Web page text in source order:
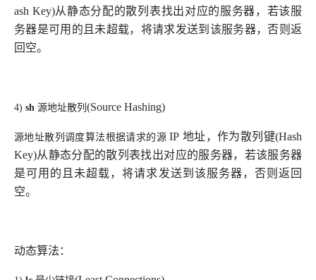
ash Key)从静态分配的散列表找出对应的服务器，若该服
务器是可用的且未超载，将请求发送到该服务器，否则返
回空。
4) sh 源地址散列 (Source Hashing)
源地址散列调度算法根据请求的源 IP 地址，作为散列键(Hash
Key)从静态分配的散列表找出对应的服务器，若该服务器
是可用的且未超载，将请求发送到该服务器，否则返回
空。
动态算法：